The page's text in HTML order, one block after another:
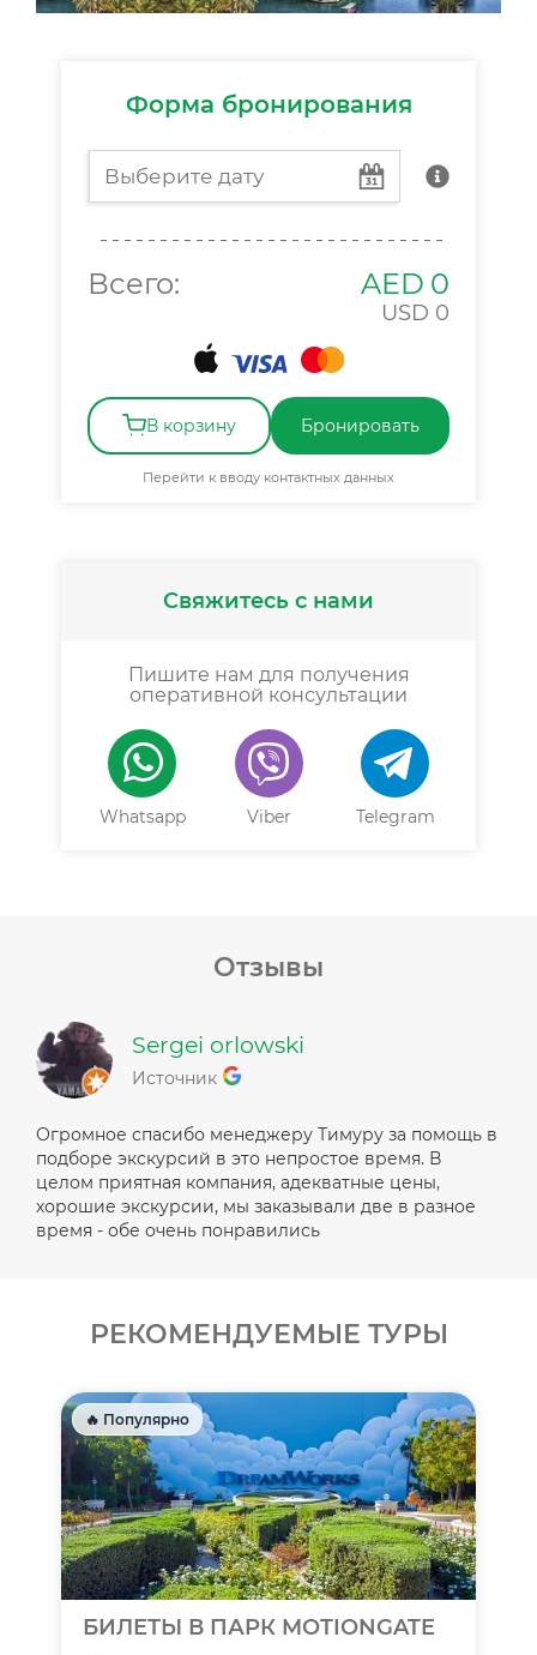
Форма бронирования
Всего: AED 0
USD 0
В корзину Бронировать
Перейти к вводу контактных данных
Свяжитесь с нами
Пишите нам для получения
оперативной консультации
Whatsapp Viber Telegram
Отзывы
Sergei orlowski
Источник
Огромное спасибо менеджеру Тимуру за помощь в
подборе экскурсий в это непростое время. В
целом приятная компания, адекватные цены,
хорошие экскурсии, мы заказывали две в разное
время - обе очень понравились
РЕКОМЕНДУЕМЫЕ ТУРЫ
🔥 Популярно
БИЛЕТЫ В ПАРК MOTIONGATE